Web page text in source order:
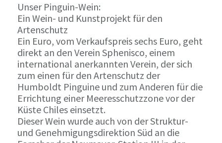
Unser Pinguin-Wein:
Ein Wein- und Kunstprojekt für den
Artenschutz
Ein Euro, vom Verkaufspreis sechs Euro, geht
direkt an den Verein Sphenisco, einem
international anerkannten Verein, der sich
zum einen für den Artenschutz der
Humboldt Pinguine und zum Anderen für die
Errichtung einer Meeresschutzzone vor der
Küste Chiles einsetzt.
Dieser Wein wurde auch von der Struktur-
und Genehmigungsdirektion Süd an die